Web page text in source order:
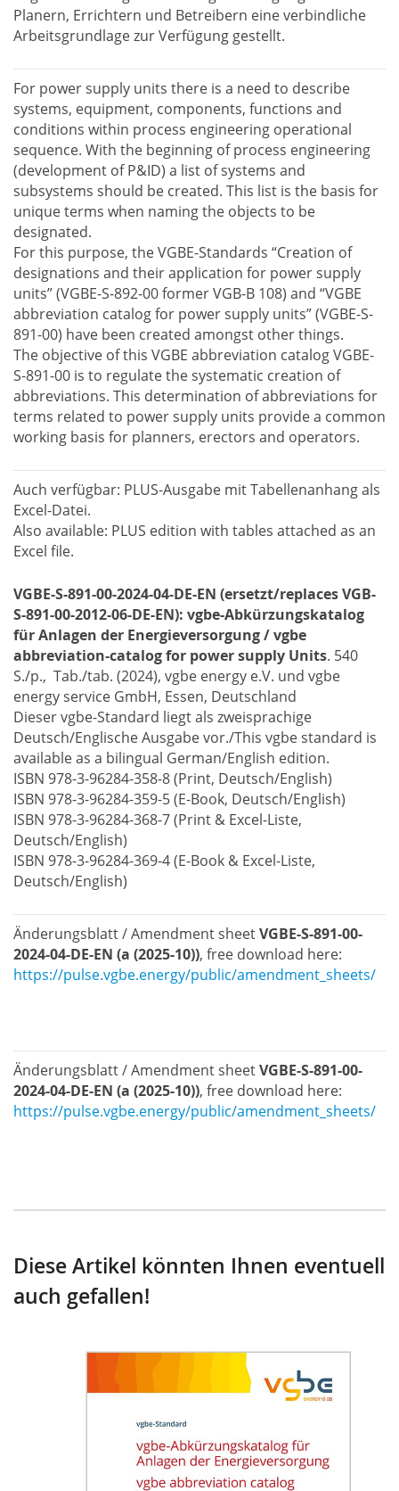
Planern, Errichtern und Betreibern eine verbindliche
Arbeitsgrundlage zur Verfügung gestellt.
For power supply units there is a need to describe
systems, equipment, components, functions and
conditions within process engineering operational
sequence. With the beginning of process engineering
(development of P&ID) a list of systems and
subsystems should be created. This list is the basis for
unique terms when naming the objects to be
designated.
For this purpose, the VGBE-Standards “Creation of
designations and their application for power supply
units” (VGBE-S-892-00 former VGB-B 108) and “VGBE
abbreviation catalog for power supply units” (VGBE-S-
891-00) have been created amongst other things.
The objective of this VGBE abbreviation catalog VGBE-
S-891-00 is to regulate the systematic creation of
abbreviations. This determination of abbreviations for
terms related to power supply units provide a common
working basis for planners, erectors and operators.
Auch verfügbar: PLUS-Ausgabe mit Tabellenanhang als
Excel-Datei.
Also available: PLUS edition with tables attached as an
Excel file.
VGBE-S-891-00-2024-04-DE-EN (ersetzt/replaces VGB-
S-891-00-2012-06-DE-EN): vgbe-Abkürzungskatalog
für Anlagen der Energieversorgung / vgbe
abbreviation-catalog for power supply Units. 540
S./p., Tab./tab. (2024), vgbe energy e.V. und vgbe
energy service GmbH, Essen, Deutschland
Dieser vgbe-Standard liegt als zweisprachige
Deutsch/Englische Ausgabe vor./This vgbe standard is
available as a bilingual German/English edition.
ISBN 978-3-96284-358-8 (Print, Deutsch/English)
ISBN 978-3-96284-359-5 (E-Book, Deutsch/English)
ISBN 978-3-96284-368-7 (Print & Excel-Liste,
Deutsch/English)
ISBN 978-3-96284-369-4 (E-Book & Excel-Liste,
Deutsch/English)
Änderungsblatt / Amendment sheetVGBE-S-891-00-
2024-04-DE-EN (a (2025-10)), free download here:
https://pulse.vgbe.energy/public/amendment_sheets/
Änderungsblatt / Amendment sheetVGBE-S-891-00-
2024-04-DE-EN (a (2025-10)), free download here:
https://pulse.vgbe.energy/public/amendment_sheets/
Diese Artikel könnten Ihnen eventuell
auch gefallen!